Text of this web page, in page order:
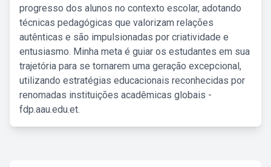
progresso dos alunos no contexto escolar, adotando
técnicas pedagógicas que valorizam relações
autênticas e são impulsionadas por criatividade e
entusiasmo. Minha meta é guiar os estudantes em sua
trajetória para se tornarem uma geração excepcional,
utilizando estratégias educacionais reconhecidas por
renomadas instituições acadêmicas globais -
fdp.aau.edu.et.